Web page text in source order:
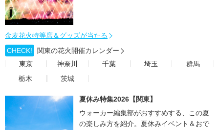
金麦花火特等席＆グッズが当たる
CHECK!
関東の花火開催カレンダー
東京
神奈川 千葉 埼玉
群馬
栃木
茨城
夏休み特集2026【関東】
ウォーカー編集部がおすすめする、この夏
の楽しみ方を紹介。夏休みイベント＆おで